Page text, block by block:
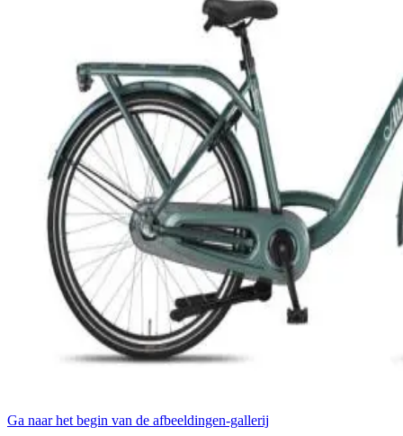
Ga naar het begin van de afbeeldingen-gallerij